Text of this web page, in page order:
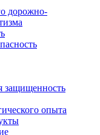
дорожно-
защищенность
опыта